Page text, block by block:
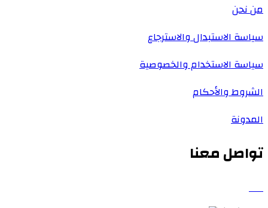
من نحن
سياسة الاستبدال والاسترجاع
سياسة الاستخدام والخصوصية
الشروط والأحكام
المدونة
تواصل معنا